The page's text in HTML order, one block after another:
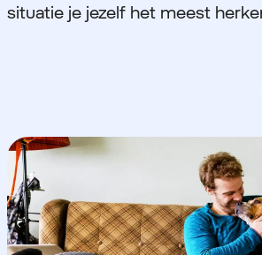
situatie je jezelf het meest